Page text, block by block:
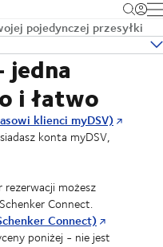
pojedynczej przesyłki
jedna
i łatwo
klienci myDSV)
konta myDSV,
możesz
Connect.
Connect)
poniżej - nie jest